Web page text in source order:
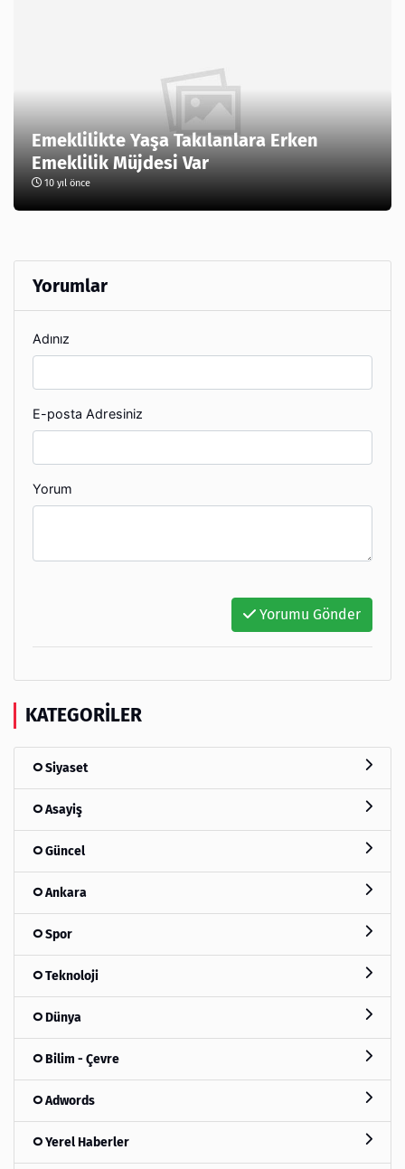
Emeklilikte Yaşa Takılanlara Erken
Emeklilik Müjdesi Var
10 yıl önce
Yorumlar
Adınız
E-posta Adresiniz
Yorum
Yorumu Gönder
KATEGORILER
Siyaset
Asayiş
Güncel
Ankara
Spor
Teknoloji
Dünya
Bilim - Çevre
Adwords
Yerel Haberler